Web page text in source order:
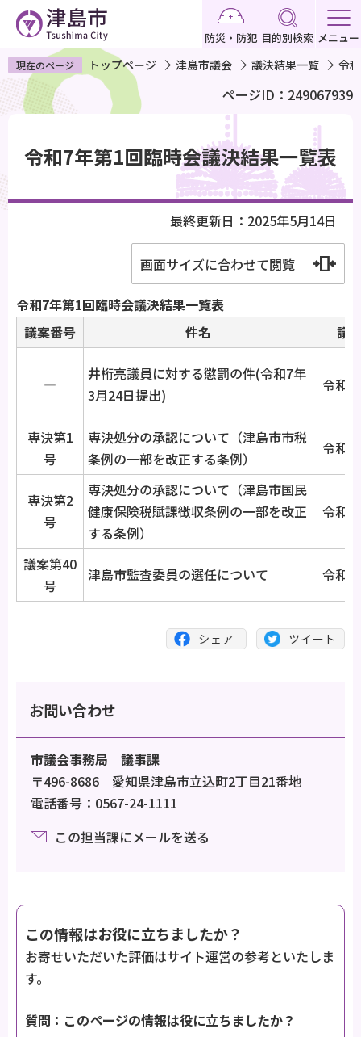
ペ
ー
ジ
で
す
防災・防犯 目的別検索 メニュー
現在のページ トップページ 津島市議会 議決結果一覧 令
ページID：249067939
令和7年第1回臨時会議決結果一覧表
最終更新日：2025年5月14日
画面サイズに合わせて閲覧
令和7年第1回臨時会議決結果一覧表
議案番号
件名 議
―
井桁亮議員に対する懲罰の件(令和7年
3月24日提出)
令和7
専決第1
号
専決処分の承認について（津島市市税
条例の一部を改正する条例）
令和7
専決第2
号
専決処分の承認について（津島市国民
健康保険税賦課徴収条例の一部を改正
する条例）
令和7
議案第40
号
津島市監査委員の選任について 令和7
お問い合わせ
市議会事務局 議事課
〒496-8686 愛知県津島市立込町2丁目21番地
電話番号：0567-24-1111
この担当課にメールを送る
この情報はお役に立ちましたか？
お寄せいただいた評価はサイト運営の参考といたしま
す。
質問：このページの情報は役に立ちましたか？